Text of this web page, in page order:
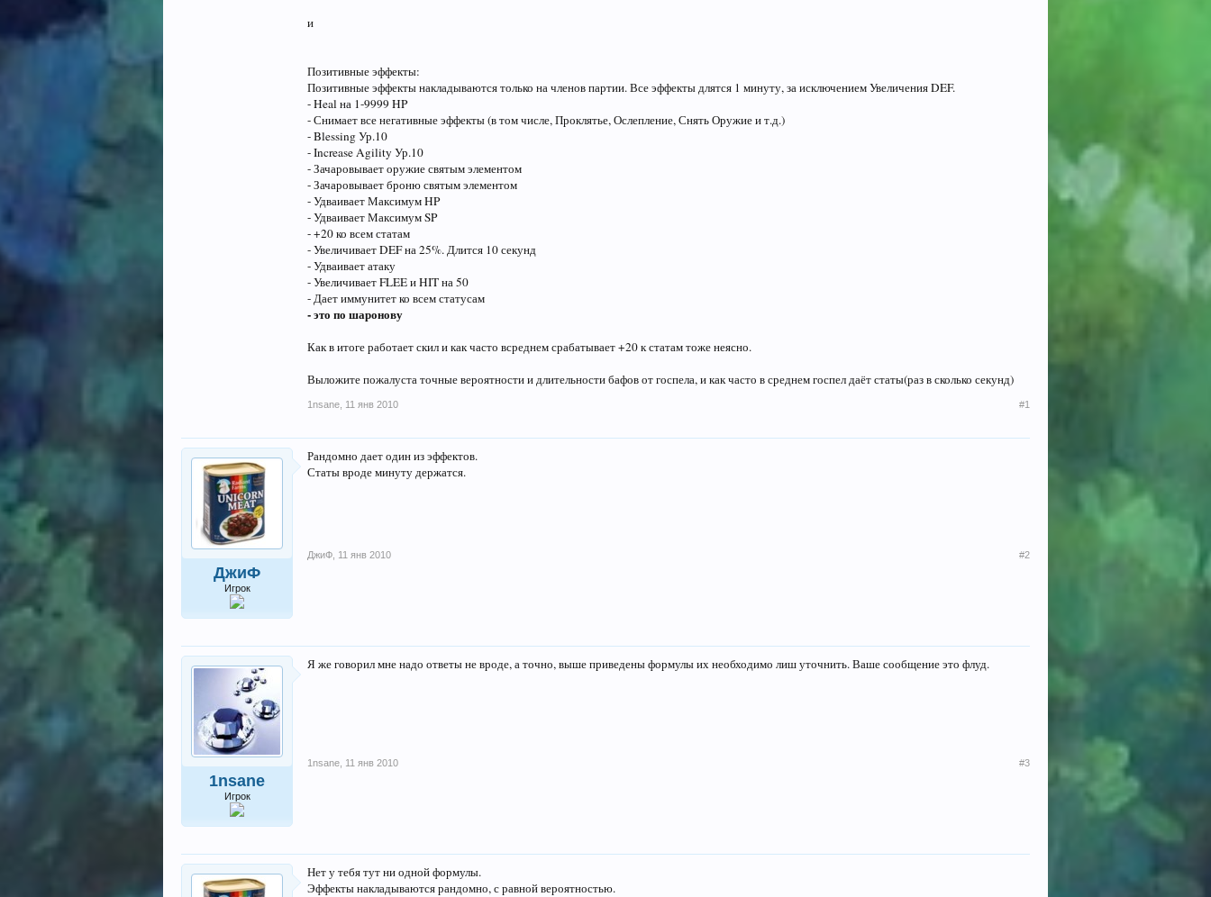
и
Позитивные эффекты:
Позитивные эффекты накладываются только на членов партии. Все эффекты длятся 1 минуту, за исключением Увеличения DEF.
- Heal на 1-9999 HP
- Снимает все негативные эффекты (в том числе, Проклятье, Ослепление, Снять Оружие и т.д.)
- Blessing Ур.10
- Increase Agility Ур.10
- Зачаровывает оружие святым элементом
- Зачаровывает броню святым элементом
- Удваивает Максимум HP
- Удваивает Максимум SP
- +20 ко всем статам
- Увеличивает DEF на 25%. Длится 10 секунд
- Удваивает атаку
- Увеличивает FLEE и HIT на 50
- Дает иммунитет ко всем статусам
- это по шаронову
Как в итоге работает скил и как часто всреднем срабатывает +20 к статам тоже неясно.
Выложите пожалуста точные вероятности и длительности бафов от госпела, и как часто в среднем госпел даёт статы(раз в сколько секунд)
1nsane 11 янв 2010 #1
ДжиФ
Игрок
Рандомно дает один из эффектов.
Статы вроде минуту держатся.
ДжиФ 11 янв 2010 #2
1nsane
Игрок
Я же говорил мне надо ответы не вроде, а точно, выше приведены формулы их необходимо лиш уточнить. Ваше сообщение это флуд.
1nsane 11 янв 2010 #3
Нет у тебя тут ни одной формулы.
Эффекты накладываются рандомно, с равной вероятностью.